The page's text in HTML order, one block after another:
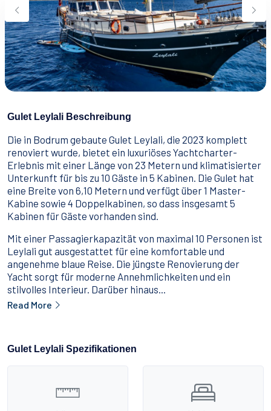
Essen & Trinken
Wie man bucht
Geschäftsbedingungen
Kontakt
Gulet Leylali Beschreibung
Die in Bodrum gebaute Gulet Leylali, die 2023 komplett
renoviert wurde, bietet ein luxuriöses Yachtcharter-
Erlebnis mit einer Länge von 23 Metern und klimatisierter
Unterkunft für bis zu 10 Gäste in 5 Kabinen. Die Gulet hat
eine Breite von 6,10 Metern und verfügt über 1 Master-
Kabine sowie 4 Doppelkabinen, so dass insgesamt 5
Kabinen für Gäste vorhanden sind.
Mit einer Passagierkapazität von maximal 10 Personen ist
Leylali gut ausgestattet für eine komfortable und
angenehme blaue Reise. Die jüngste Renovierung der
Yacht sorgt für moderne Annehmlichkeiten und ein
stilvolles Interieur. Darüber hinaus...
Read More
Gulet Leylali Spezifikationen